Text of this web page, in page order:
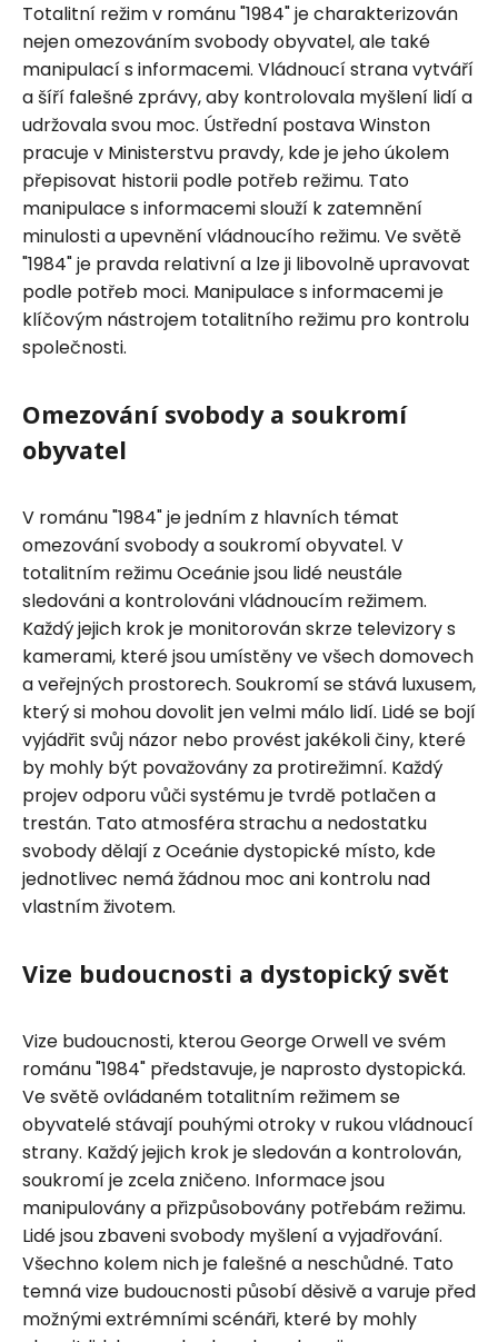
Totalitní režim v románu "1984" je charakterizován
nejen omezováním svobody obyvatel, ale také
manipulací s informacemi. Vládnoucí strana vytváří
a šíří falešné zprávy, aby kontrolovala myšlení lidí a
udržovala svou moc. Ústřední postava Winston
pracuje v Ministerstvu pravdy, kde je jeho úkolem
přepisovat historii podle potřeb režimu. Tato
manipulace s informacemi slouží k zatemnění
minulosti a upevnění vládnoucího režimu. Ve světě
"1984" je pravda relativní a lze ji libovolně upravovat
podle potřeb moci. Manipulace s informacemi je
klíčovým nástrojem totalitního režimu pro kontrolu
společnosti.
Omezování svobody a soukromí
obyvatel
V románu "1984" je jedním z hlavních témat
omezování svobody a soukromí obyvatel. V
totalitním režimu Oceánie jsou lidé neustále
sledováni a kontrolováni vládnoucím režimem.
Každý jejich krok je monitorován skrze televizory s
kamerami, které jsou umístěny ve všech domovech
a veřejných prostorech. Soukromí se stává luxusem,
který si mohou dovolit jen velmi málo lidí. Lidé se bojí
vyjádřit svůj názor nebo provést jakékoli činy, které
by mohly být považovány za protirežimní. Každý
projev odporu vůči systému je tvrdě potlačen a
trestán. Tato atmosféra strachu a nedostatku
svobody dělají z Oceánie dystopické místo, kde
jednotlivec nemá žádnou moc ani kontrolu nad
vlastním životem.
Vize budoucnosti a dystopický svět
Vize budoucnosti, kterou George Orwell ve svém
románu "1984" představuje, je naprosto dystopická.
Ve světě ovládaném totalitním režimem se
obyvatelé stávají pouhými otroky v rukou vládnoucí
strany. Každý jejich krok je sledován a kontrolován,
soukromí je zcela zničeno. Informace jsou
manipulovány a přizpůsobovány potřebám režimu.
Lidé jsou zbaveni svobody myšlení a vyjadřování.
Všechno kolem nich je falešné a neschůdné. Tato
temná vize budoucnosti působí děsivě a varuje před
možnými extrémními scénáři, které by mohly